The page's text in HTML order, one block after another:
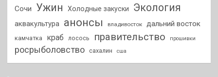
Сочи
Ужин Холодные закуски Экология
аквакультура анонсы владивосток дальний восток
камчатка краб лосось правительство прошивки
росрыболовство сахалин сша